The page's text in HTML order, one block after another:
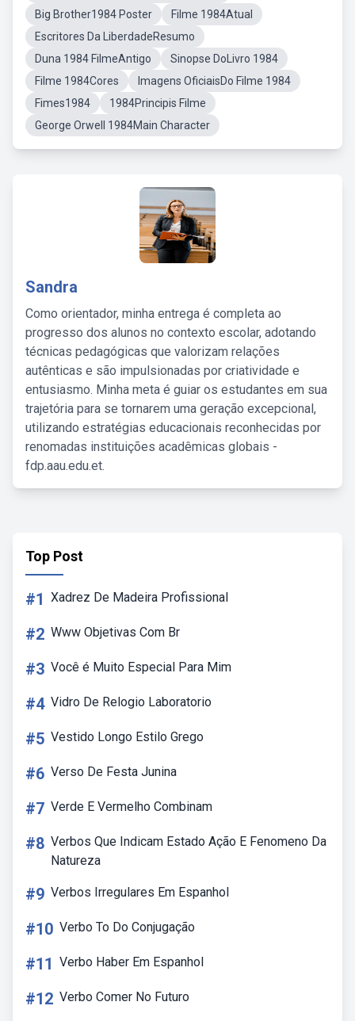
Big Brother1984 Poster
Filme 1984Atual
Escritores Da LiberdadeResumo
Duna 1984 FilmeAntigo
Sinopse DoLivro 1984
Filme 1984Cores
Imagens OficiaisDo Filme 1984
Fimes1984
1984Principis Filme
George Orwell 1984Main Character
Sandra
Como orientador, minha entrega é completa ao
progresso dos alunos no contexto escolar, adotando
técnicas pedagógicas que valorizam relações
autênticas e são impulsionadas por criatividade e
entusiasmo. Minha meta é guiar os estudantes em sua
trajetória para se tornarem uma geração excepcional,
utilizando estratégias educacionais reconhecidas por
renomadas instituições acadêmicas globais -
fdp.aau.edu.et.
Top Post
#1 Xadrez De Madeira Profissional
#2 Www Objetivas Com Br
#3 Você é Muito Especial Para Mim
#4 Vidro De Relogio Laboratorio
#5 Vestido Longo Estilo Grego
#6 Verso De Festa Junina
#7 Verde E Vermelho Combinam
#8 Verbos Que Indicam Estado Ação E Fenomeno Da
Natureza
#9 Verbos Irregulares Em Espanhol
#10 Verbo To Do Conjugação
#11 Verbo Haber Em Espanhol
#12 Verbo Comer No Futuro